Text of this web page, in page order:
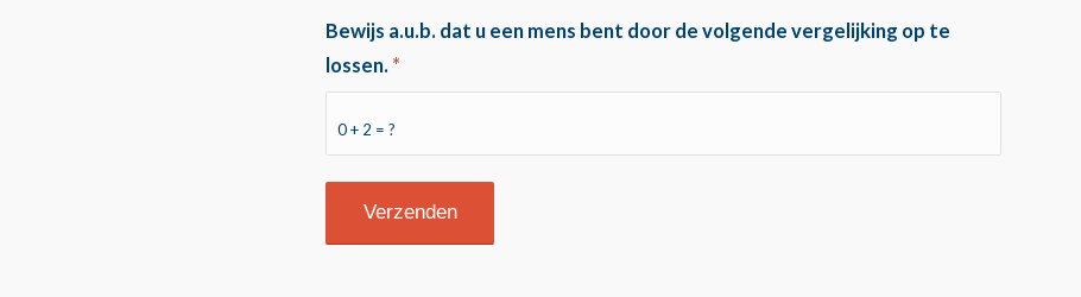
0 + 2 = ?
Bewijs a.u.b. dat u een mens bent door de volgende vergelijking op te
lossen. *